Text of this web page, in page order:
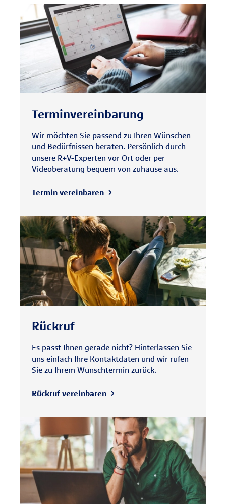
Terminvereinbarung
Wir möchten Sie passend zu Ihren Wünschen
und Bedürfnissen beraten. Persönlich durch
unsere R+V-Experten vor Ort oder per
Videoberatung bequem von zuhause aus.
Termin vereinbaren
Rückruf
Es passt Ihnen gerade nicht? Hinterlassen Sie
uns einfach Ihre Kontaktdaten und wir rufen
Sie zu Ihrem Wunschtermin zurück.
Rückruf vereinbaren